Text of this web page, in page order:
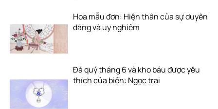
Hoa mẫu đơn: Hiện thân của sự duyên
dáng và uy nghiêm
Đá quý tháng 6 và kho báu được yêu
thích của biển: Ngọc trai